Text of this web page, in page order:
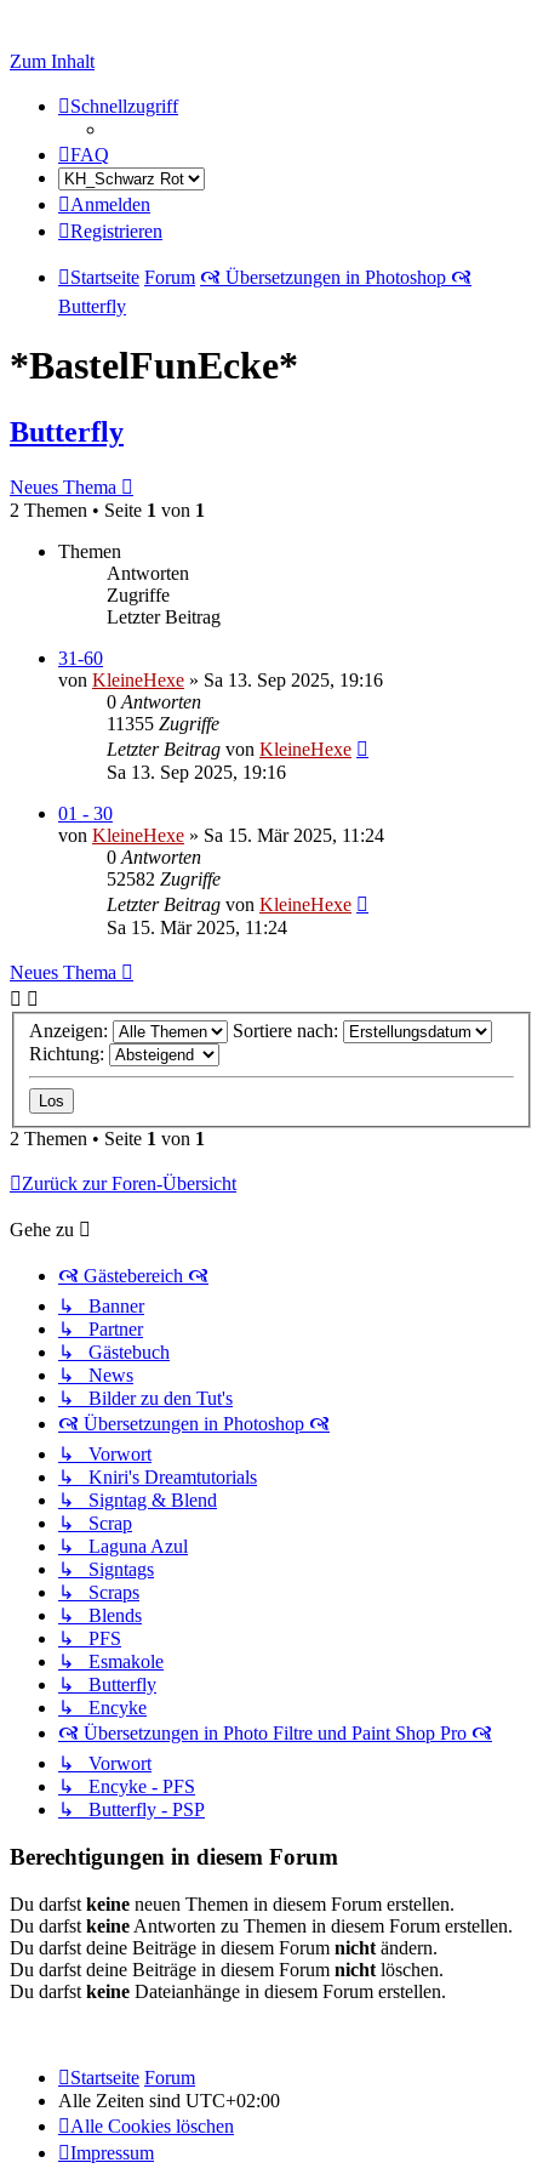
Zum Inhalt
Schnellzugriff
FAQ
Anmelden
Registrieren
Startseite Forum 🙧 Übersetzungen in Photoshop 🙧
Butterfly
*BastelFunEcke*
Butterfly
Neues Thema
2 Themen • Seite 1 von 1
Themen
Antworten
Zugriffe
Letzter Beitrag
31-60
von KleineHexe » Sa 13. Sep 2025, 19:16
0 Antworten
11355 Zugriffe
Letzter Beitrag von KleineHexe
Sa 13. Sep 2025, 19:16
01 - 30
von KleineHexe » Sa 15. Mär 2025, 11:24
0 Antworten
52582 Zugriffe
Letzter Beitrag von KleineHexe
Sa 15. Mär 2025, 11:24
Neues Thema
Anzeigen:
Sortiere nach:
Richtung:
2 Themen • Seite 1 von 1
Zurück zur Foren-Übersicht
Gehe zu
🙧 Gästebereich 🙧
↳ Banner
↳ Partner
↳ Gästebuch
↳ News
↳ Bilder zu den Tut's
🙧 Übersetzungen in Photoshop 🙧
↳ Vorwort
↳ Kniri's Dreamtutorials
↳ Signtag & Blend
↳ Scrap
↳ Laguna Azul
↳ Signtags
↳ Scraps
↳ Blends
↳ PFS
↳ Esmakole
↳ Butterfly
↳ Encyke
🙧 Übersetzungen in Photo Filtre und Paint Shop Pro 🙧
↳ Vorwort
↳ Encyke - PFS
↳ Butterfly - PSP
Berechtigungen in diesem Forum
Du darfst keine neuen Themen in diesem Forum erstellen.
Du darfst keine Antworten zu Themen in diesem Forum erstellen.
Du darfst deine Beiträge in diesem Forum nicht ändern.
Du darfst deine Beiträge in diesem Forum nicht löschen.
Du darfst keine Dateianhänge in diesem Forum erstellen.
Startseite Forum
Alle Zeiten sind UTC+02:00
Alle Cookies löschen
Impressum